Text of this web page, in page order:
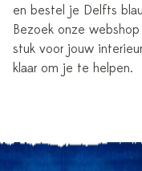
en bestel je Delfts
Bezoek onze
stuk voor jouw
klaar om je te helpen.